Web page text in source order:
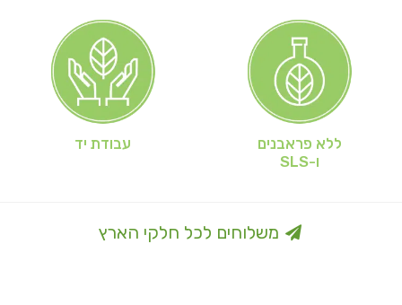
ללא פראבנים
ו-SLS
עבודת יד
משלוחים לכל חלקי הארץ